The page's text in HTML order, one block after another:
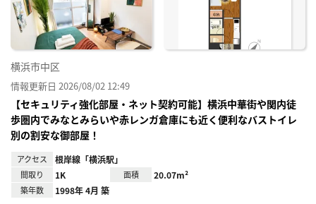
横浜市中区
情報更新日 2026/08/02 12:49
【セキュリティ強化部屋・ネット契約可能】横浜中華街や関内徒
歩圏内でみなとみらいや赤レンガ倉庫にも近く便利なバストイレ
別の割安な御部屋！
アクセス 根岸線「横浜駅」
間取り 1K 面積 20.07m²
築年数 1998年 4月 築